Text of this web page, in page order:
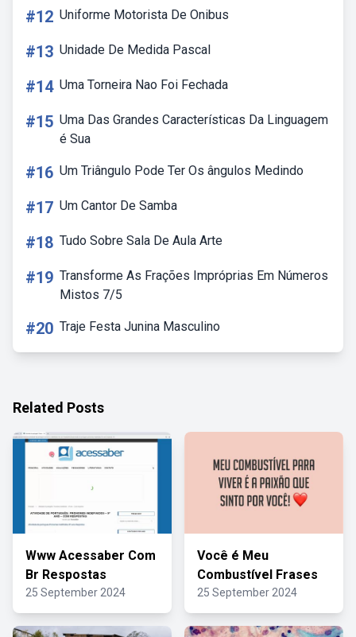
#12 Uniforme Motorista De Onibus
#13 Unidade De Medida Pascal
#14 Uma Torneira Nao Foi Fechada
#15 Uma Das Grandes Características Da Linguagem
é Sua
#16 Um Triângulo Pode Ter Os ângulos Medindo
#17 Um Cantor De Samba
#18 Tudo Sobre Sala De Aula Arte
#19 Transforme As Frações Impróprias Em Números
Mistos 7/5
#20 Traje Festa Junina Masculino
Related Posts
Www Acessaber Com
Br Respostas
25 September 2024
Você é Meu
Combustível Frases
25 September 2024